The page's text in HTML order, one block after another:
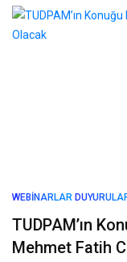
WEBINARLAR
TUDPAM’ın
Mehmet Fatih